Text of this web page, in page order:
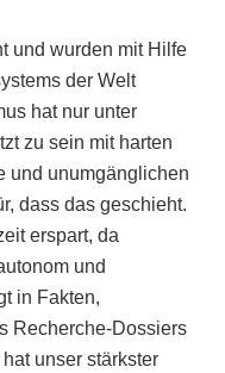
und wurden mit Hilfe
der Welt
hat nur unter
zu sein mit harten
und unumgänglichen
dass das geschieht.
erspart, da
und
in Fakten,
Recherche-Dossiers
unser stärkster